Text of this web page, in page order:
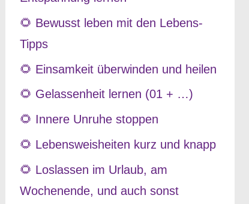
🌻 Bewusst leben mit den Lebens-
Tipps
🌻 Einsamkeit überwinden und heilen
🌻 Gelassenheit lernen (01 + …)
🌻 Innere Unruhe stoppen
🌻 Lebensweisheiten kurz und knapp
🌻 Loslassen im Urlaub, am
Wochenende, und auch sonst